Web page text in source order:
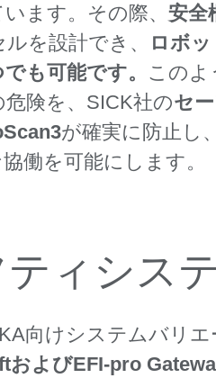
ます。その際、 安全
を設計でき、
ロボ
も可能です。 このよ
険を、SICK社のセ
が確実に防止し
働を可能にします。
ィシス
向けシステムバリエ
およびEFI-pro